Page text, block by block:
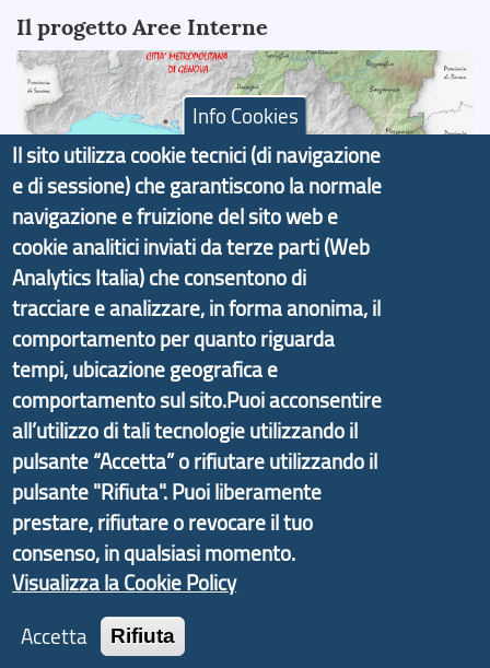
Il progetto Aree Interne
Il portale di marketing territoriale e sviluppo locale
di Genova Città Metropolitana si è sviluppato a
partire dal progetto nazionale Aree Interne
promosso dal Dipartimento per lo Sviluppo
Economico e finalizzato al rilancio socio-economico
delle valli dell’entroterra. In particolare fornisce
informazioni ed aggiornamenti sulla
d'Area Antola-Tigullio, in collaborazione con Regione
Liguria ed ANCI Liguria.
Copyright © 2017 Città metropolitana di Genova |
CF: 80007350103
Tecnologie e Accessibilità
Privacy
Info Cookies
Il sito utilizza cookie tecnici (di navigazione
e di sessione) che garantiscono la normale
navigazione e fruizione del sito web e
cookie analitici inviati da terze parti (Web
Analytics Italia) che consentono di
tracciare e analizzare, in forma anonima, il
comportamento per quanto riguarda
tempi, ubicazione geografica e
comportamento sul sito.Puoi acconsentire
all’utilizzo di tali tecnologie utilizzando il
pulsante “Accetta” o rifiutare utilizzando il
pulsante "Rifiuta". Puoi liberamente
prestare, rifiutare o revocare il tuo
consenso, in qualsiasi momento.
Visualizza la Cookie Policy
Accetta
Rifiuta